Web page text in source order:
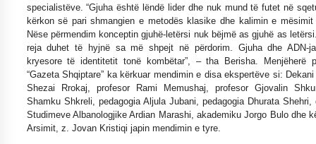
Gazeta Kallarati nr. 115
14/10/2025
Faksimilet e një 83 vjetori lufte: Çfarë shkruan
Vexhi Buharaja për Heroin e Popullit, Mumin
Selami.
04/10/2025
KALLARATI NË AKSIONET KOMBËTARE PËR
RINDËRTIMIN E VENDIT – NGA ÇIZE XHAFERAJ
specialistëve. “Gjuha është lëndë lider dhe nuk mund të futet në
kërkon së pari shmangien e metodës klasike dhe kalimin e
Nëse përmendim konceptin gjuhë-letërsi nuk bëjmë as gjuhë as
reja duhet të hyjnë sa më shpejt në përdorim. Gjuha dhe ADN-
kryesore të identitetit tonë kombëtar”, – tha Berisha. Menjëherë
“Gazeta Shqiptare” ka kërkuar mendimin e disa ekspertëve si:
Shezai Rrokaj, profesor Rami Memushaj, profesor Gjovalin
Shamku Shkreli, pedagogia Aljula Jubani, pedagogia Dhurata
Studimeve Albanologjike Ardian Marashi, akademiku Jorgo Bulo dhe
Arsimit, z. Jovan Kristiqi japin mendimin e tyre.